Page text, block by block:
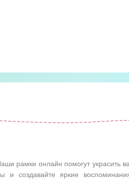
рамки онлайн помогут украсить
и создавайте яркие